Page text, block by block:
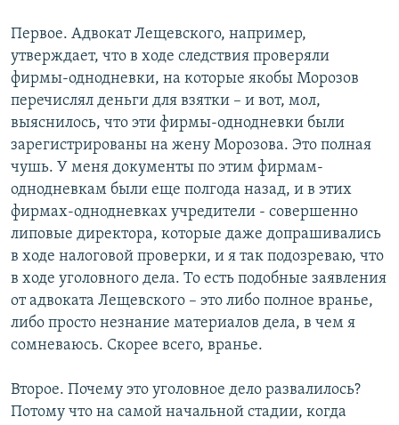
Первое. Адвокат Лещевского, например,
утверждает, что в ходе следствия проверяли
фирмы-однодневки, на которые якобы Морозов
перечислял деньги для взятки – и вот, мол,
выяснилось, что эти фирмы-однодневки были
зарегистрированы на жену Морозова. Это полная
чушь. У меня документы по этим фирмам-
однодневкам были еще полгода назад, и в этих
фирмах-однодневках учредители - совершенно
липовые директора, которые даже допрашивались
в ходе налоговой проверки, и я так подозреваю, что
в ходе уголовного дела. То есть подобные заявления
от адвоката Лещевского – это либо полное вранье,
либо просто незнание материалов дела, в чем я
сомневаюсь. Скорее всего, вранье.
Второе. Почему это уголовное дело развалилось?
Потому что на самой начальной стадии, когда